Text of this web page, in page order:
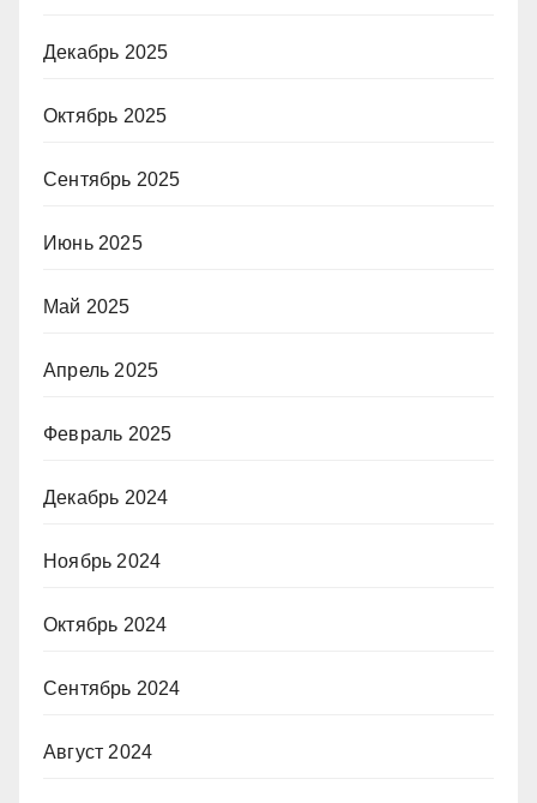
Декабрь 2025
Октябрь 2025
Сентябрь 2025
Июнь 2025
Май 2025
Апрель 2025
Февраль 2025
Декабрь 2024
Ноябрь 2024
Октябрь 2024
Сентябрь 2024
Август 2024